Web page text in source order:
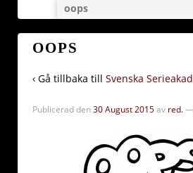
oops
OOPS
‹ Gå tillbaka till Svenska
Publicerad den30 August 2015av red.—